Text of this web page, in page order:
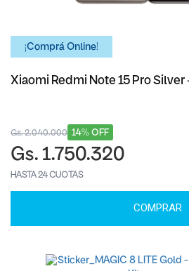
¡Comprá Online!
Xiaomi Redmi Note 15 Pro Silver
14% OFF
Gs. 2.040.000
Gs. 1.750.320
HASTA 24 CUOTAS
COMPRAR